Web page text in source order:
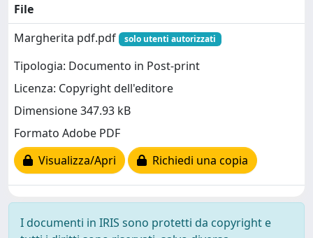
File
Margherita pdf.pdf
solo utenti autorizzati
Tipologia: Documento in Post-print
Licenza: Copyright dell'editore
Dimensione 347.93 kB
Formato Adobe PDF
Visualizza/Apri
Richiedi una copia
I documenti in IRIS sono protetti da copyright e